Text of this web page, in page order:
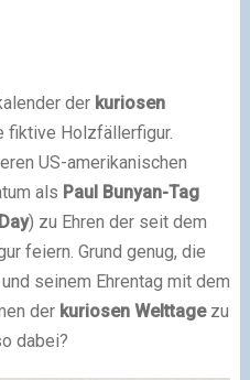
derkuriosen
fiktive Holzfällerfigur.
US-amerikanischen
als Paul Bunyan-Tag
) zu Ehren der seit dem
feiern. Grund genug, die
seinem Ehrentag mit dem
der kuriosen Welttagezu
dabei?